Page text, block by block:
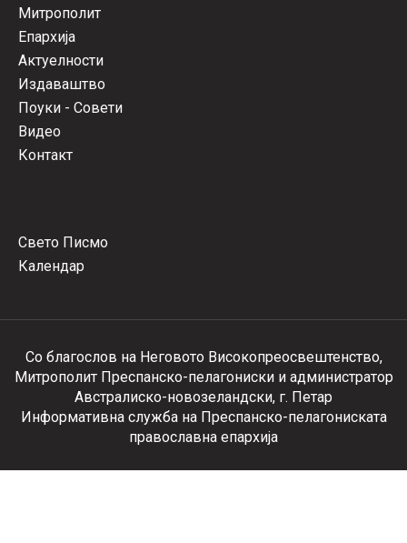
Митрополит
Епархија
Актуелности
Издаваштво
Поуки - Совети
Видео
Контакт
Свето Писмо
Календар
Со благослов на Неговото Високопреосвештенство,
Митрополит Преспанско-пелагониски и администратор
Австралиско-новозеландски, г. Петар
Информативна служба на Преспанско-пелагониската
православна епархија